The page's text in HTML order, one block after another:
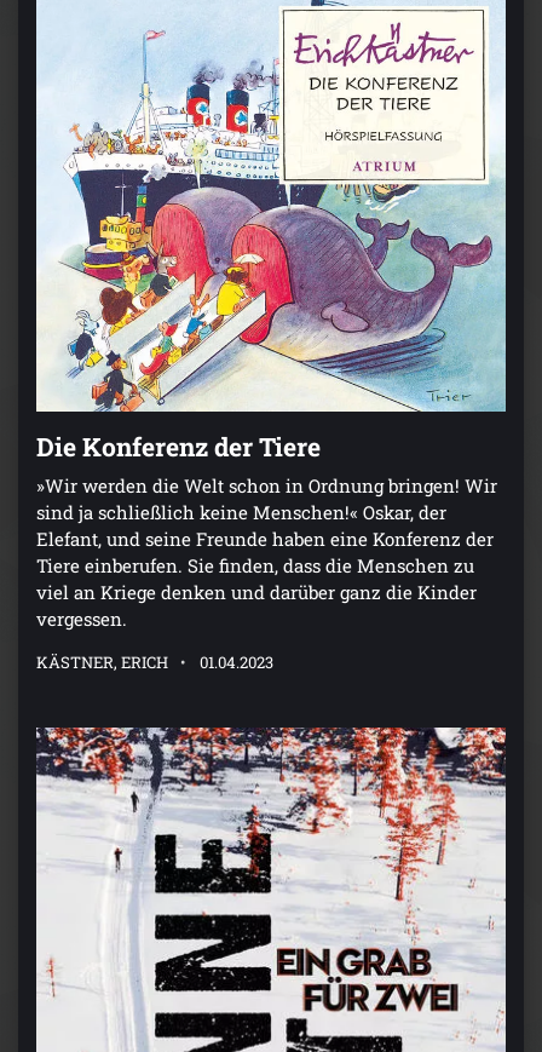
Die Konferenz der Tiere
»Wir werden die Welt schon in Ordnung bringen! Wir
sind ja schließlich keine Menschen!« Oskar, der
Elefant, und seine Freunde haben eine Konferenz der
Tiere einberufen. Sie finden, dass die Menschen zu
viel an Kriege denken und darüber ganz die Kinder
vergessen.
KÄSTNER, ERICH 01.04.2023